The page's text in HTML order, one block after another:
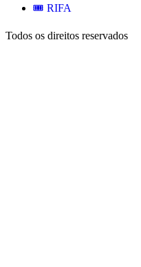
🎟️ RIFA
Todos os direitos reservados